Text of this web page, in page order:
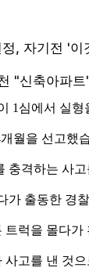
1심에서 실형
월을 선고했
격하는 사
출동한 경
럭을 몰다
고를 낸 것